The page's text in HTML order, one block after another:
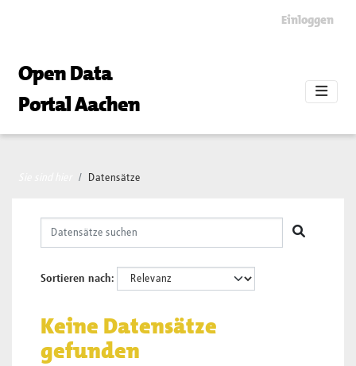
Einloggen
Open Data
Portal Aachen
Datensätze
Sortieren nach
Keine Datensätze
gefunden